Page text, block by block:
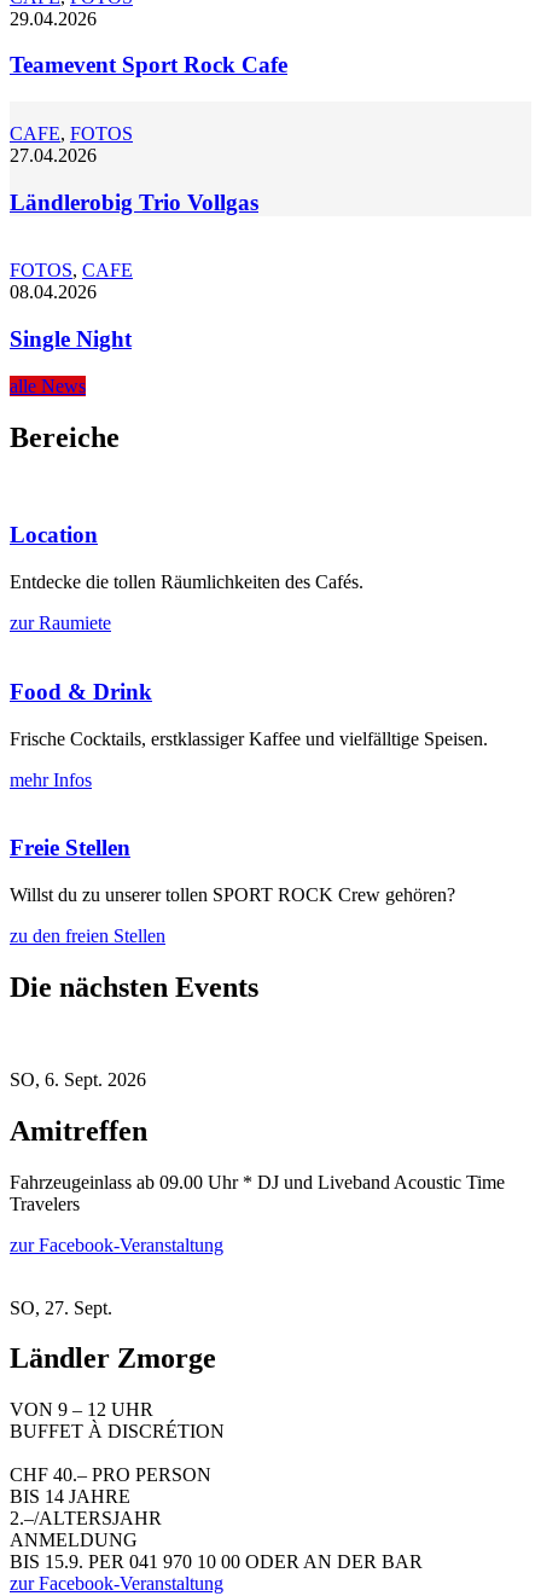
29.04.2026
Teamevent Sport Rock Cafe
CAFE, FOTOS
27.04.2026
Ländlerobig Trio Vollgas
FOTOS, CAFE
08.04.2026
Single Night
alle News
Bereiche
Location
Entdecke die tollen Räumlichkeiten des Cafés.
zur Raumiete
Food & Drink
Frische Cocktails, erstklassiger Kaffee und vielfälltige Speisen.
mehr Infos
Freie Stellen
Willst du zu unserer tollen SPORT ROCK Crew gehören?
zu den freien Stellen
Die nächsten Events
SO, 6. Sept. 2026
Amitreffen
Fahrzeugeinlass ab 09.00 Uhr * DJ und Liveband Acoustic Time
Travelers
zur Facebook-Veranstaltung
SO, 27. Sept.
Ländler Zmorge
VON 9 – 12 UHR
BUFFET À DISCRÉTION
CHF 40.– PRO PERSON
BIS 14 JAHRE
2.–/ALTERSJAHR
ANMELDUNG
BIS 15.9. PER 041 970 10 00 ODER AN DER BAR
zur Facebook-Veranstaltung